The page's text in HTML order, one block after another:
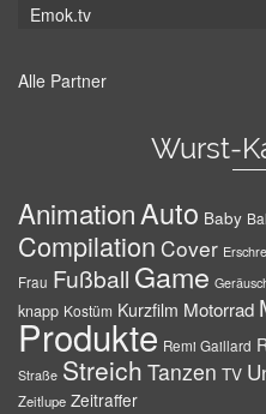
Emok.tv
Alle Partner
Wurst-
AnimationAuto Baby
Compilation Cover
Frau Fußball Game
knapp Kostüm Kurzfilm Motorrad
Produkte Remi Gaillard
Straße Streich Tanzen TV
Zeitlupe Zeitraffer